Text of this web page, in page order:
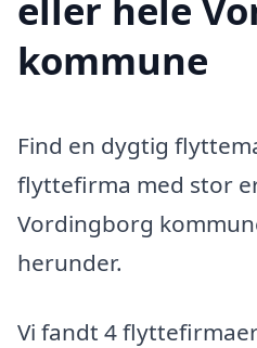
eller hele
kommune
Find en dygtig
flyttefirma med stor
Vordingborg
herunder.
Vi fandt 4